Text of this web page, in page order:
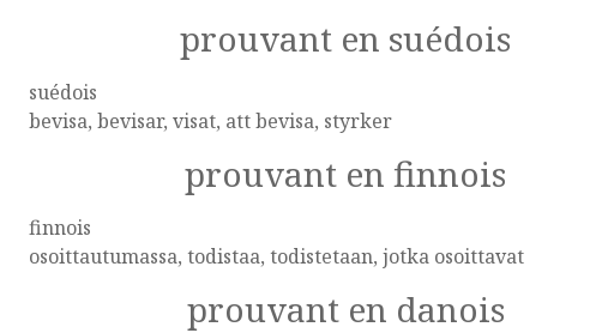
prouvant en suédois
suédois
bevisa, bevisar, visat, att bevisa, styrker
prouvant en finnois
finnois
osoittautumassa, todistaa, todistetaan, jotka osoittavat
prouvant en danois